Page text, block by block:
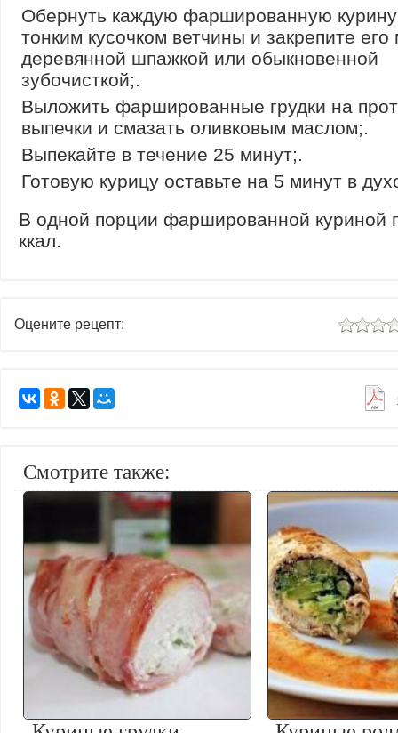
Обернуть каждую фаршированную
тонким кусочком ветчины и закрепите его
деревянной шпажкой или обыкновенной
зубочисткой;.
Выложить фаршированные грудки на
выпечки и смазать оливковым маслом;.
Выпекайте в течение 25 минут;.
Готовую курицу оставьте на 5 минут в
В одной порции фаршированной куриной
ккал.
Оцените рецепт:
Смотрите также: